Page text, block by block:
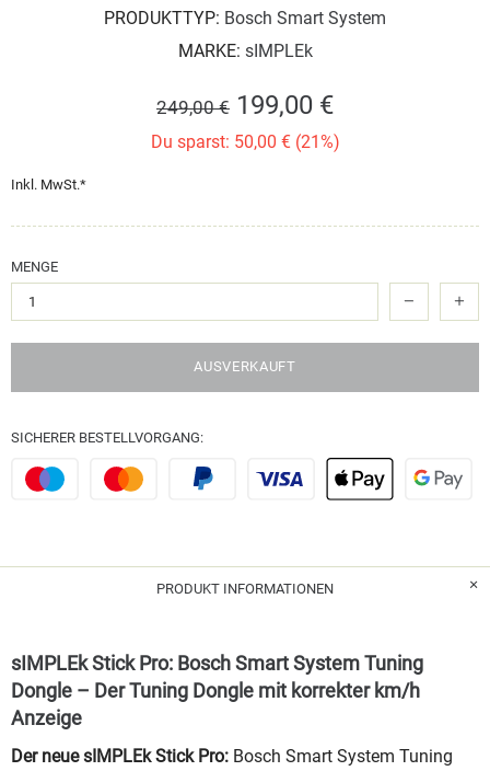
PRODUKTTYP: Bosch Smart System
MARKE: sIMPLEk
249,00 € 199,00 €
Du sparst: 50,00 € (21%)
Inkl. MwSt.*
MENGE
AUSVERKAUFT
SICHERER BESTELLVORGANG:
PRODUKT INFORMATIONEN
sIMPLEk Stick Pro: Bosch Smart System Tuning
Dongle – Der Tuning Dongle mit korrekter km/h
Anzeige
Der neue sIMPLEk Stick Pro: Bosch Smart System Tuning